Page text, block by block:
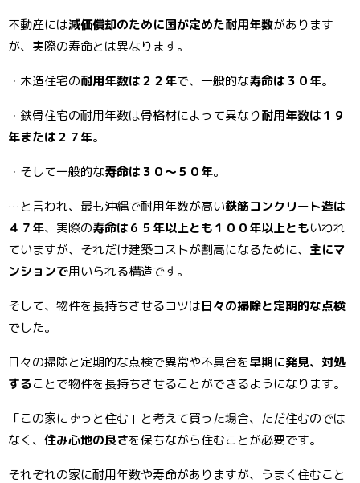
不動産には減価償却のために国が定めた耐用年数があります
が、実際の寿命とは異なります。
・木造住宅の耐用年数は２２年で、一般的な寿命は３０年。
・鉄骨住宅の耐用年数は骨格材によって異なり耐用年数は１９
年または２７年。
・そして一般的な寿命は３０～５０年。
…と言われ、最も沖縄で耐用年数が高い鉄筋コンクリート造は
４７年、実際の寿命は６５年以上とも１００年以上ともいわれ
ていますが、それだけ建築コストが割高になるために、 主にマ
ンションで用いられる構造です。
そして、物件を長持ちさせるコツは日々の掃除と定期的な点検
でした。
日々の掃除と定期的な点検で異常や不具合を早期に発見、対処
することで物件を長持ちさせることができるようになります。
「この家にずっと住む」と考えて買った場合、ただ住むのでは
なく、 住み心地の良さを保ちながら住むことが必要です。
それぞれの家に耐用年数や寿命がありますが、うまく住むこと